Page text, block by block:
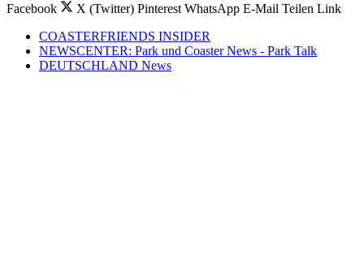
Facebook
X (Twitter) Pinterest WhatsApp E-Mail Teilen Link
COASTERFRIENDS INSIDER
NEWSCENTER: Park und Coaster News - Park Talk
DEUTSCHLAND News